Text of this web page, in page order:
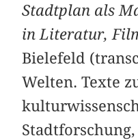
Stadtplan als
in Literatur,
Bielefeld
Welten. Texte
Stadtforschung,